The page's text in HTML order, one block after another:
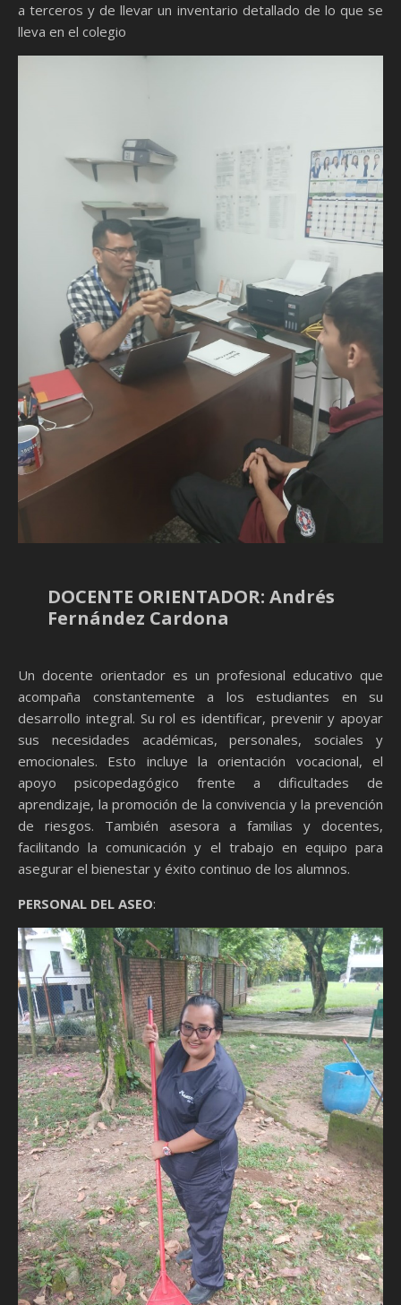
a terceros y de llevar un inventario detallado de lo que se
lleva en el colegio
DOCENTE ORIENTADOR: Andrés
Fernández Cardona
Un docente orientador es un profesional educativo que
acompaña constantemente a los estudiantes en su
desarrollo integral. Su rol es identificar, prevenir y apoyar
sus necesidades académicas, personales, sociales y
emocionales. Esto incluye la orientación vocacional, el
apoyo psicopedagógico frente a dificultades de
aprendizaje, la promoción de la convivencia y la prevención
de riesgos. También asesora a familias y docentes,
facilitando la comunicación y el trabajo en equipo para
asegurar el bienestar y éxito continuo de los alumnos.
PERSONAL DEL ASEO: